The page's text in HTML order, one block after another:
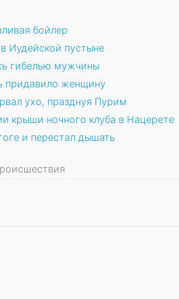
бойлер
Иудейской пустыне
гибелью мужчины
придавило женщину
ухо, празднуя Пурим
крыши ночного клуба в Нацерете
и перестал дышать